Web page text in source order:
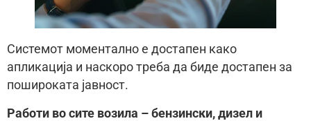
Системот моментално е достапен како
апликација и наскоро треба да биде достапен за
пошироката јавност.
Работи во сите возила – бензински, дизел и